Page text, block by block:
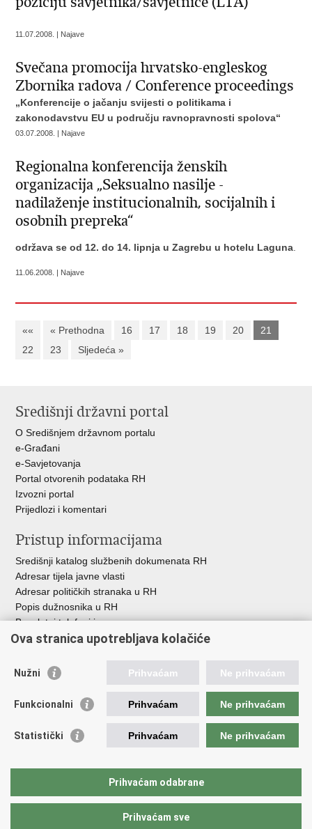
11.07.2008. | Najave
Svečana promocija hrvatsko-engleskog
Zbornika radova / Conference proceedings
„Konferencije o jačanju svijesti o politikama i
zakonodavstvu EU u području ravnopravnosti spolova“
03.07.2008. | Najave
Regionalna konferencija ženskih
organizacija „Seksualno nasilje -
nadilaženje institucionalnih, socijalnih i
osobnih prepreka“
održava se od 12. do 14. lipnja u Zagrebu u hotelu Laguna
11.06.2008. | Najave
«« « Prethodna 16 17 18 19 20
21
22
23 Sljedeća »
Središnji državni portal
O Središnjem državnom portalu
e-Građani
e-Savjetovanja
Portal otvorenih podataka RH
Izvozni portal
Prijedlozi i komentari
Pristup informacijama
Središnji katalog službenih dokumenata RH
Adresar tijela javne vlasti
Adresar političkih stranaka u RH
Popis dužnosnika u RH
Besplatni telefoni javne uprave
Pozivi za žurnu pomoć
Važne poveznice
Pučka pravobraniteljica
Pravobraniteljica za osobe s invaliditetom
Europski institut za ravnopravnost spolova
Državni zavod za statistiku
Ova stranica upotrebljava kolačiće
Nužni Prihvaćam Ne prihvaćam
Funkcionalni Prihvaćam Ne prihvaćam
Statistički Prihvaćam Ne prihvaćam
Prihvaćam odabrane
Prihvaćam sve